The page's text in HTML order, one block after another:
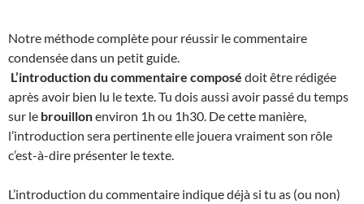
Notre méthode complète pour réussir le commentaire
condensée dans un petit guide.
L’introduction du commentaire composé doit être rédigée
après avoir bien lu le texte. Tu dois aussi avoir passé du temps
sur le brouillonenviron 1h ou 1h30. De cette manière,
l’introduction sera pertinente elle jouera vraiment son rôle
c’est-à-dire présenter le texte.
L’introduction du commentaire indique déjà si tu as (ou non)